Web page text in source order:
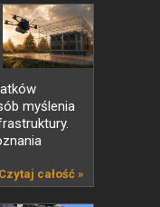
myślenia
Czytaj całość »